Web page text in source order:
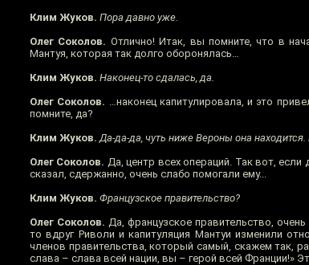
Клим Жуков. Пора давно уже.
Олег Соколов. Отлично! Итак, вы помните, что в
Мантуя, которая так долго оборонялась…
Клим Жуков. Наконец-то сдалась, да.
Олег Соколов. …наконец капитулировала, и это
помните, да?
Клим Жуков. Да-да-да, чуть ниже Вероны она
Олег Соколов. Да, центр всех операций. Так вот, если
сказал, сдержанно, очень слабо помогали ему...
Клим Жуков. Французское правительство?
Олег Соколов. Да, французское правительство,
то вдруг Риволи и капитуляция Мантуи изменили
членов правительства, который самый, скажем так,
слава – слава всей нации, вы – герой всей Франции!»